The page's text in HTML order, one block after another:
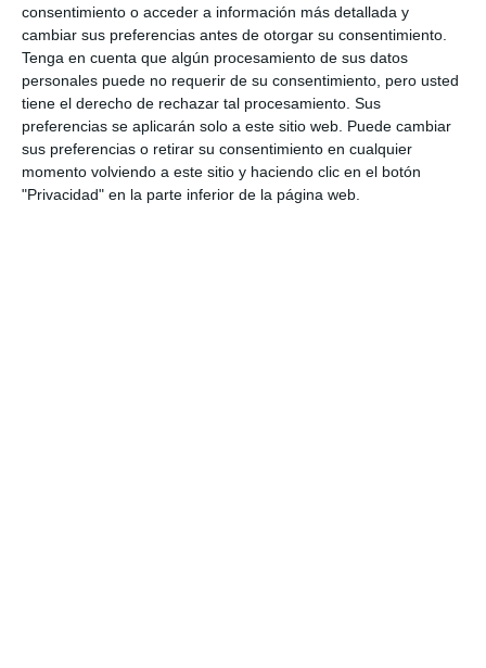
consentimiento o acceder a información más detallada y
cambiar sus preferencias antes de otorgar su consentimiento.
Tenga en cuenta que algún procesamiento de sus datos
personales puede no requerir de su consentimiento, pero usted
tiene el derecho de rechazar tal procesamiento. Sus
preferencias se aplicarán solo a este sitio web. Puede cambiar
sus preferencias o retirar su consentimiento en cualquier
momento volviendo a este sitio y haciendo clic en el botón
"Privacidad" en la parte inferior de la página web.